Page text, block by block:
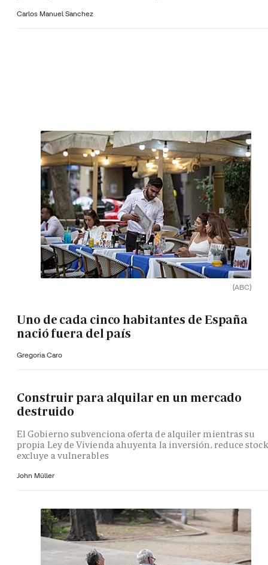
Carlos Manuel Sanchez
(ABC)
Uno de cada cinco habitantes de España
nació fuera del país
Gregoria Caro
Construir para alquilar en un mercado
destruido
El Gobierno subvenciona oferta de alquiler mientras su
propia Ley de Vivienda ahuyenta la inversión, reduce
excluye a vulnerables
John Müller